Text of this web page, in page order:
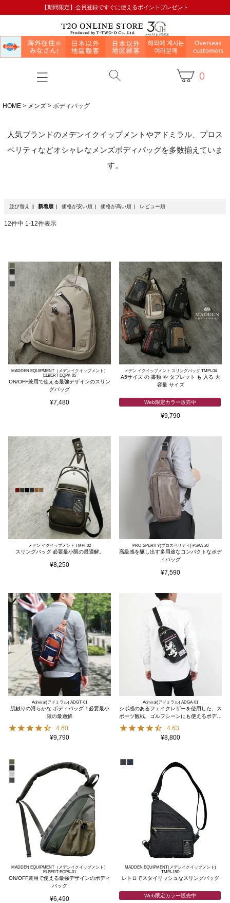
【期間限定】会員登録ですぐに使えるポイントプレゼント
0
HOME メンズ ボディバッグ
人気ブランドのメデンイクイップメントやアドミラル、プロス
ペリティなどオシャレなメンズボディバッグを多数揃えていま
す。
並び替え 新着順 価格が安い順 価格が高い順 レビュー順
12件中 1 -12件表示
MADDEN EQUIPMENT（メデンイクイップメント）
ELBERT EQPK-05
ON/OFF兼用で使える最強デザインのスリン
グバッグ
¥7,480
メデン イクイップメント スリングバッグ TMPI-04
A5サイズ の 書類 や タブレット も 入る 大
容量 サイズ
Web限定カラー販売中
¥9,790
メデン イクイップメント TMPI-02
スリングバッグ 必要最小限の最適解。
¥8,250
PRO-SPERITY(プロスペリティ) PSAA-20
高級感を醸し出す多用途なコンパクトなボデ
ィバッグ
¥7,590
Admiral(アドミラル) ADGT-01
肌触りの滑らかな ボディバッグ！必要最小
限の最適解
4.60
¥9,790
Admiral(アドミラル) ADGA-01
シボ感のあるフェイクレザーを使用した、ス
ポーツ観戦、ゴルフシーンにも使えるボディ
4.63
¥8,800
MADDEN EQUIPMENT（メデンイクイップメント）
ELBERT EQPK-01
ON/OFF兼用で使える最強デザインのボディ
バッグ
¥6,490
MADDEN EQUIPMENT(メデンイクイップメント)
TMPI-15D
レトロでスタイリッシュなスリングバッグ
Web限定カラー販売中